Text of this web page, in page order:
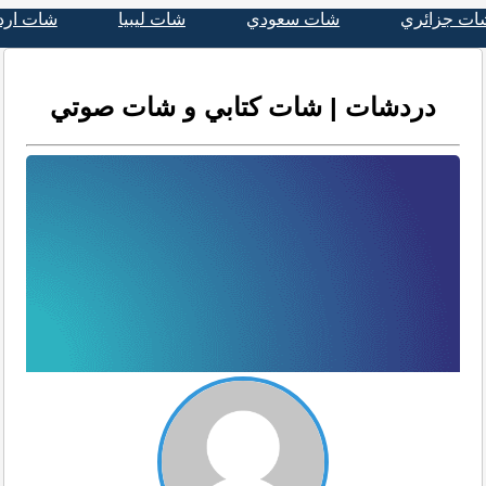
جزائري شات سعودي شات ليبيا شات
دردشات | شات كتابي و شات صوتي